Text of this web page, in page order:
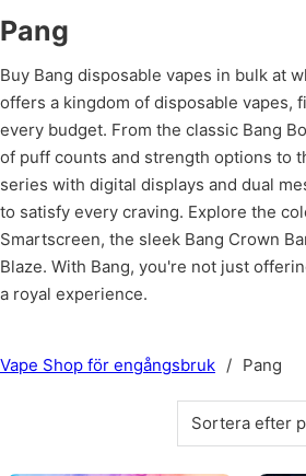
Pang
Buy Bang disposable vapes in bulk at
offers a kingdom of disposable vapes,
every budget. From the classic Bang
of puff counts and strength options to
series with digital displays and dual
to satisfy every craving. Explore the
Smartscreen, the sleek Bang Crown
Blaze. With Bang, you're not just
a royal experience.
Vape Shop för engångsbruk / Pang